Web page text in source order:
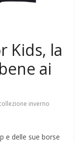
Kids, la
ai
inverno
e delle sue borse